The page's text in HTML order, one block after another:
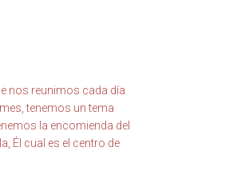
nos reunimos cada día
tenemos un tema
la encomienda del
Él cual es el centro de